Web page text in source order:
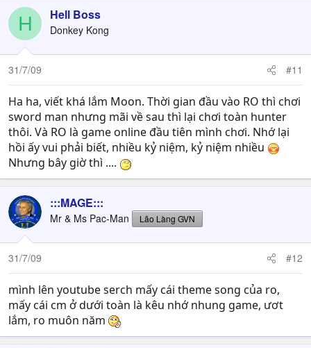
H Hell Boss
Donkey Kong
31/7/09 #11
Ha ha, viết khá lắm Moon. Thời gian đầu vào RO thì chơi
sword man nhưng mãi về sau thì lại chơi toàn hunter
thôi. Và RO là game online đầu tiên mình chơi. Nhớ lại
hồi ấy vui phải biết, nhiều kỷ niệm, kỷ niệm nhiều
Nhưng bây giờ thì ....
:::MAGE:::
Mr & Ms Pac-Man Lão Làng GVN
31/7/09 #12
mình lên youtube serch mấy cái theme song của ro,
mấy cái cm ở dưới toàn là kêu nhớ nhung game, ươt
lắm, ro muôn năm